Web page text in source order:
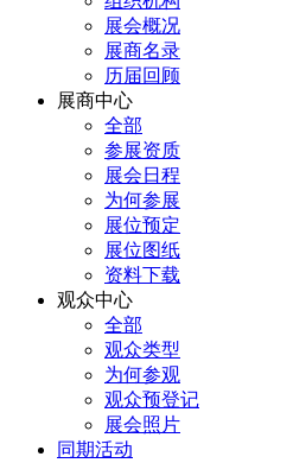
展会概况
展商名录
历届回顾
展商中心
全部
参展资质
展会日程
为何参展
展位预定
展位图纸
资料下载
观众中心
全部
观众类型
为何参观
观众预登记
展会照片
同期活动